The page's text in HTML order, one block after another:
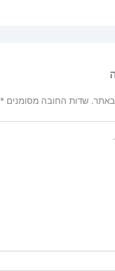
באתר. שדות החובה מסומנים*